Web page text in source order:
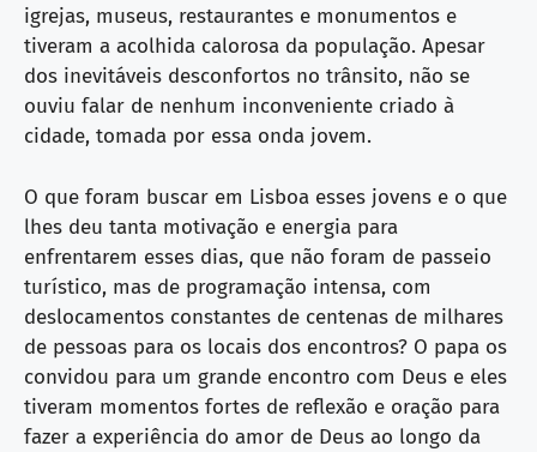
igrejas, museus, restaurantes e monumentos e
tiveram a acolhida calorosa da população. Apesar
dos inevitáveis desconfortos no trânsito, não se
ouviu falar de nenhum inconveniente criado à
cidade, tomada por essa onda jovem.
O que foram buscar em Lisboa esses jovens e o que
lhes deu tanta motivação e energia para
enfrentarem esses dias, que não foram de passeio
turístico, mas de programação intensa, com
deslocamentos constantes de centenas de milhares
de pessoas para os locais dos encontros? O papa os
convidou para um grande encontro com Deus e eles
tiveram momentos fortes de reflexão e oração para
fazer a experiência do amor de Deus ao longo da